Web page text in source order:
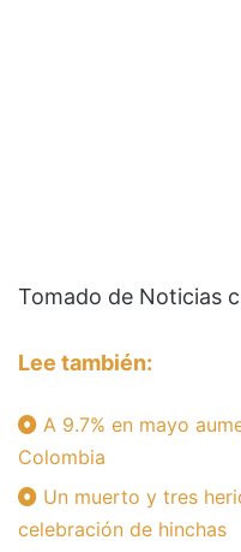
Tomado de Noticias
Lee también:
A 9.7% en mayo
Colombia
Un muerto y tres
celebración de hinchas